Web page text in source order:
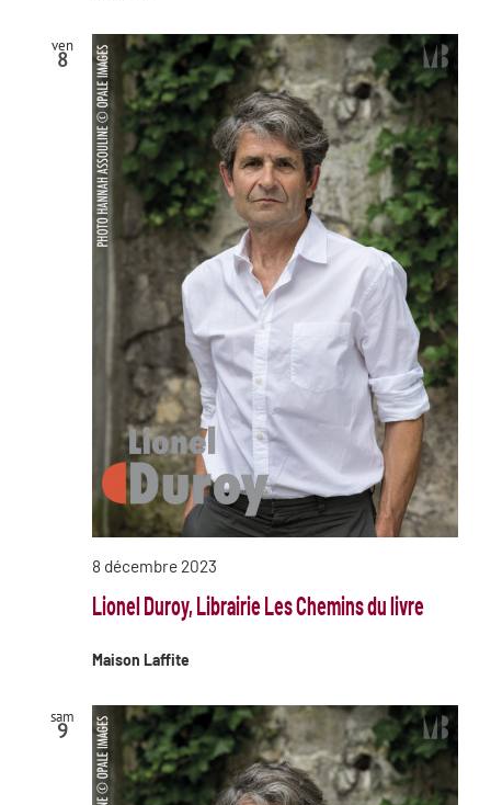
ven
8
Lionel Duroy, Librairie Les Chemins du livre
8 décembre 2023
Maison Laffite
sam
9